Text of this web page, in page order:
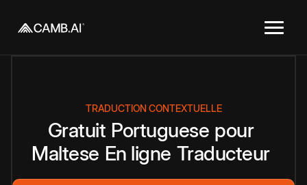
TRADUCTION CONTEXTUELLE
Gratuit Portuguese pour
Maltese En ligne Traducteur